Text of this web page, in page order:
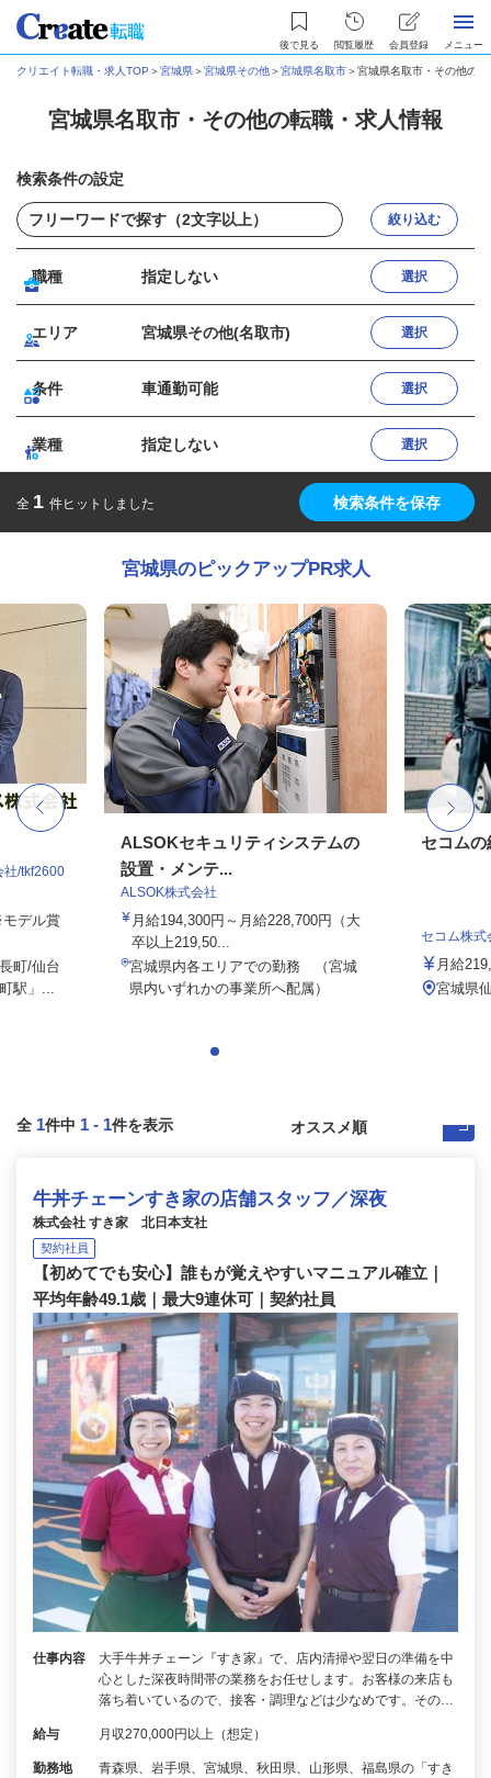
後で見る 閲覧履歴 会員登録 メニュー
クリエイト転職・求人TOP ＞宮城県＞宮城県その他＞宮城県名取市＞宮城県名取市・その他の
宮城県名取市・その他の転職・求人情報
検索条件の設定
絞り込む
職種 指定しない 選択
エリア 宮城県その他(名取市) 選択
条件 車通勤可能 選択
業種 指定しない 選択
全 1 件ヒットしました 検索条件を保存
宮城県のピックアップPR求人
社/tkf2600
デル賞
町/仙台
駅」...
ALSOKセキュリティシステムの
設置・メンテ...
ALSOK株式会社
月給194,300円～月給228,700円（大
卒以上219,50...
宮城県内各エリアでの勤務 （宮城
県内いずれかの事業所へ配属）
セコムの
セコム株式
月給
宮城県
全 1件中 1 - 1件を表示
牛丼チェーンすき家の店舗スタッフ／深夜
株式会社 すき家 北日本支社
契約社員
【初めてでも安心】誰もが覚えやすいマニュアル確立｜
平均年齢49.1歳｜最大9連休可｜契約社員
仕事内容
大手牛丼チェーン『すき家』で、店内清掃や翌日の準備を中
心とした深夜時間帯の業務をお任せします。お客様の来店も
落ち着いているので、接客・調理などは少なめです。その…
給与 月収270,000円以上（想定）
勤務地
青森県、岩手県、宮城県、秋田県、山形県、福島県の「すき